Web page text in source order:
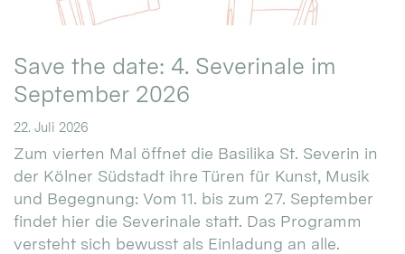
Save the date: 4. Severinale im
September 2026
22. Juli 2026
Zum vierten Mal öffnet die Basilika St. Severin in
der Kölner Südstadt ihre Türen für Kunst, Musik
und Begegnung: Vom 11. bis zum 27. September
findet hier die Severinale statt. Das Programm
versteht sich bewusst als Einladung an alle.